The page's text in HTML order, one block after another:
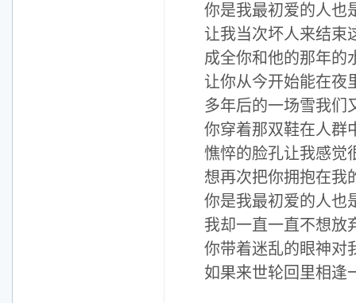
你是我最初爱的人也
让我当次坏人来结束
成全你和他的那年的
让你从今开始能在夜
多年后的一场雪我们
你穿着那双鞋在人群
憔悴的脸孔让我感觉
想再次把你拥抱在我
你是我最初爱的人也
我却一直一直不想放
你带着迷乱的眼神对
如果来世轮回里相逢